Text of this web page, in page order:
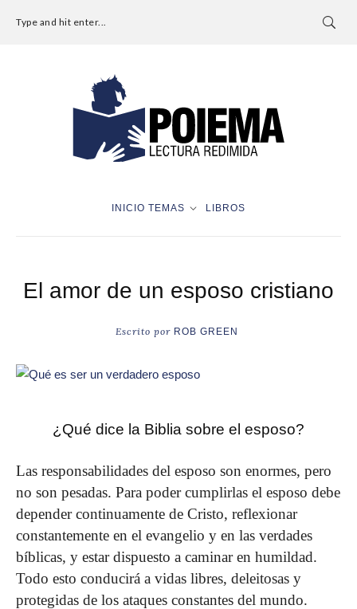
Type and hit enter...
INICIO TEMAS LIBROS
El amor de un esposo cristiano
Escrito por ROB GREEN
¿Qué dice la Biblia sobre el esposo?
Las responsabilidades del esposo son enormes, pero
no son pesadas. Para poder cumplirlas el esposo debe
depender continuamente de Cristo, reflexionar
constantemente en el evangelio y en las verdades
bíblicas, y estar dispuesto a caminar en humildad.
Todo esto conducirá a vidas libres, deleitosas y
protegidas de los ataques constantes del mundo.